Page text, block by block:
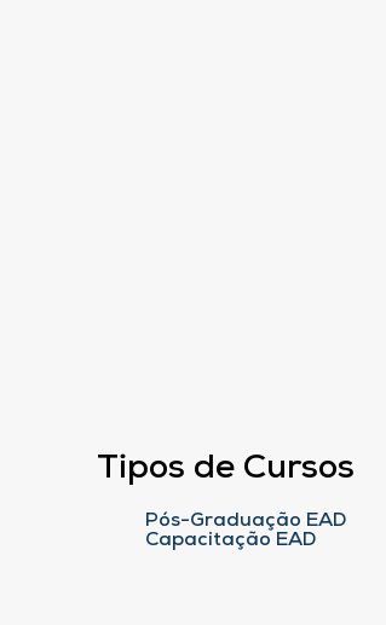
Tipos de Cursos
Pós-Graduação EAD
Capacitação EAD